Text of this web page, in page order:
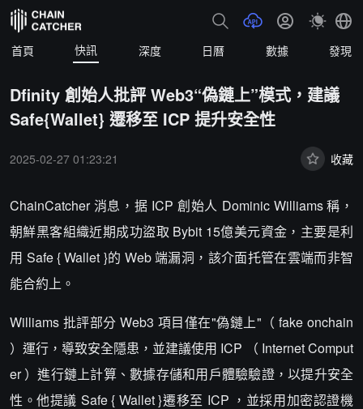
首頁 快訊 深度 日曆 數據 發現
Dfinity 創始人批評 Web3“偽鏈上”模式，建議
Safe{Wallet} 遷移至 ICP 提升安全性
2025-02-27 01:23:21 收藏
ChainCatcher 消息，据 ICP 創始人 Dominic Williams 稱，
朝鮮黑客組織近期成功盜取 Bybit 15億美元資金，主要是利
用 Safe { Wallet }的 Web 端漏洞，該介面托管在雲端而非智
能合約上。
Williams 批評部分 Web3 項目僅在"偽鏈上"（ fake onchain
）運行，導致安全隱患，並建議使用 ICP （ Internet Comput
er ）進行鏈上計算、數據存儲和用戶體驗驗證，以提升安全
性。他提議 Safe { Wallet }遷移至 ICP ，並採用加密認證機